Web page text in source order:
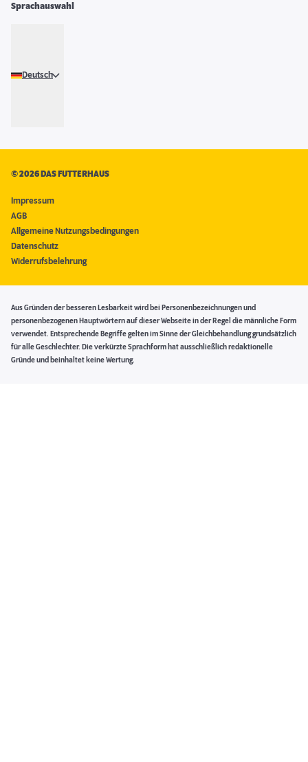
Sprachauswahl
Deutsch
©2026 DAS FUTTERHAUS
Impressum
AGB
Allgemeine Nutzungsbedingungen
Datenschutz
Widerrufsbelehrung
Aus Gründen der besseren Lesbarkeit wird bei Personenbezeichnungen und
personenbezogenen Hauptwörtern auf dieser Webseite in der Regel die männliche Form
verwendet. Entsprechende Begriffe gelten im Sinne der Gleichbehandlung grundsätzlich
für alle Geschlechter. Die verkürzte Sprachform hat ausschließlich redaktionelle
Gründe und beinhaltet keine Wertung.